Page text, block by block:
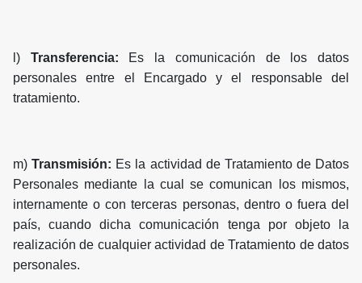
l) Transferencia: Es la comunicación de los datos
personales entre el Encargado y el responsable del
tratamiento.
m)Transmisión: Es la actividad de Tratamiento de Datos
Personales mediante la cual se comunican los mismos,
internamente o con terceras personas, dentro o fuera del
país, cuando dicha comunicación tenga por objeto la
realización de cualquier actividad de Tratamiento de datos
personales.